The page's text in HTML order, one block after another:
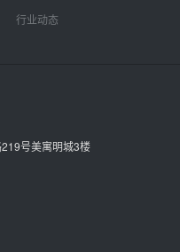
行业动态
号美寓明城3楼